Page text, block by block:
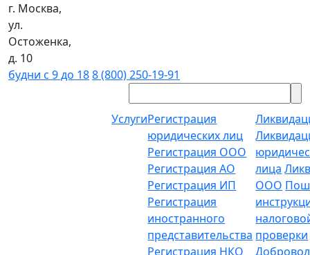
г. Москва,
ул.
Остоженка,
д. 10
будни с 9 до 188 (800) 250-19-91
УслугиРегистрация
юридических лиц
Регистрация ООО
Регистрация АО
Регистрация ИП
Регистрация
иностранного
представительства
Регистрация НКО
лица
ООО
проверки